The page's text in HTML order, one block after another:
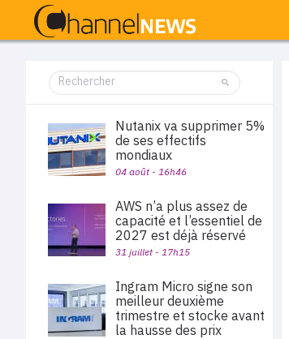
Nutanix va supprimer 5%
de ses effectifs
mondiaux
04 août - 16h46
AWS n’a plus assez de
capacité et l’essentiel de
2027 est déjà réservé
31 juillet - 17h15
Ingram Micro signe son
meilleur deuxième
trimestre et stocke avant
la hausse des prix